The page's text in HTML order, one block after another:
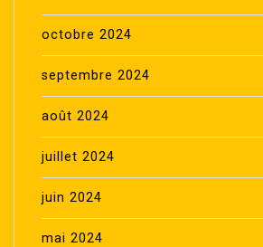
octobre 2024
septembre 2024
août 2024
juillet 2024
juin 2024
mai 2024